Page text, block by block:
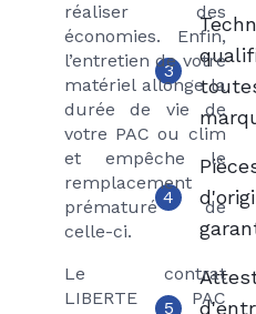
réaliser des
économies. Enfin,
l’entretien de votre
matériel allonge la
durée de vie de
votre PAC ou clim
et empêche le
remplacement
prématuré de
celle-ci.
Le contrat
LIBERTE PAC
3
4
5